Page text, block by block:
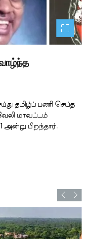
வாழ்ந்த
தமிழ்ப் பணி செய்த
மாவட்டம்
அன்று பிறந்தார்.